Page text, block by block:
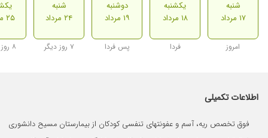
شنبه
۱۷ مرداد
امروز
یکشنبه
۱۸ مرداد
فردا
دوشنبه
۱۹ مرداد
پس فردا
شنبه
۲۴ مرداد
۷ روز دیگر
۲۵ مرداد
۸ روز دیگر
اطلاعات تکمیلی
فوق تخصص ریه، آسم و عفونتهای تنفسی کودکان از بیمارستان مسیح دانشوری